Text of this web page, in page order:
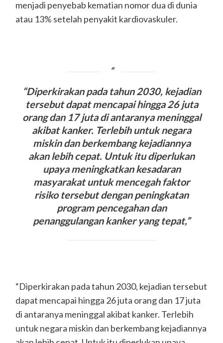
menjadi penyebab kematian nomor dua di dunia
atau 13% setelah penyakit kardiovaskuler.
“Diperkirakan pada tahun 2030, kejadian
tersebut dapat mencapai hingga 26 juta
orang dan 17 juta di antaranya meninggal
akibat kanker. Terlebih untuk negara
miskin dan berkembang kejadiannya
akan lebih cepat. Untuk itu diperlukan
upaya meningkatkan kesadaran
masyarakat untuk mencegah faktor
risiko tersebut dengan peningkatan
program pencegahan dan
penanggulangan kanker yang tepat,”
“Diperkirakan pada tahun 2030, kejadian tersebut
dapat mencapai hingga 26 juta orang dan 17 juta
di antaranya meninggal akibat kanker. Terlebih
untuk negara miskin dan berkembang kejadiannya